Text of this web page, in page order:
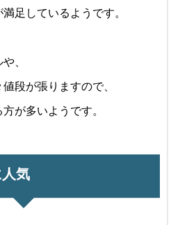
足しているようです。
、
段が張りますので、
が多いようです。
気